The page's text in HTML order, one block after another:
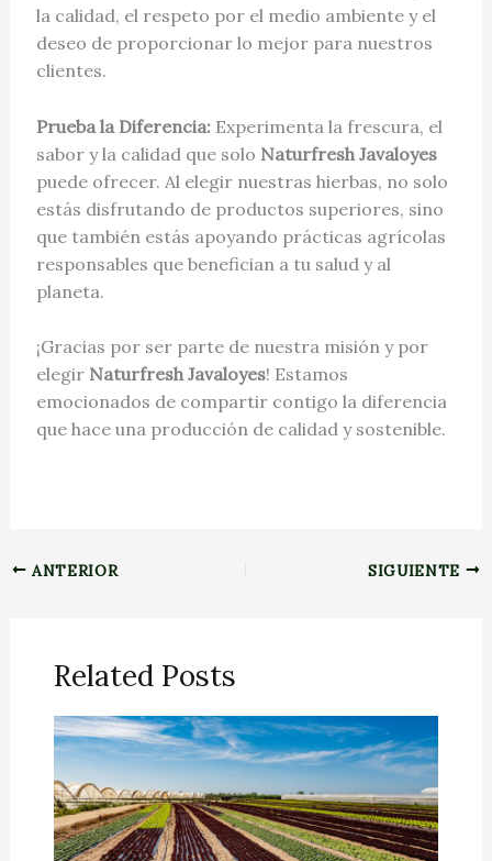
la calidad, el respeto por el medio ambiente y el
deseo de proporcionar lo mejor para nuestros
clientes.
Prueba la Diferencia:Experimenta la frescura, el
sabor y la calidad que solo Naturfresh Javaloyes
puede ofrecer. Al elegir nuestras hierbas, no solo
estás disfrutando de productos superiores, sino
que también estás apoyando prácticas agrícolas
responsables que benefician a tu salud y al
planeta.
¡Gracias por ser parte de nuestra misión y por
elegir Naturfresh Javaloyes! Estamos
emocionados de compartir contigo la diferencia
que hace una producción de calidad y sostenible.
ANTERIOR SIGUIENTE
Related Posts